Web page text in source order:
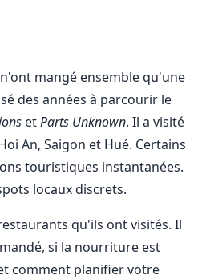
mangé ensemble qu'une
des années à parcourir le
etParts Unknown. Il a visité
An, Saigon et Hué. Certains
touristiques instantanées.
locaux discrets.
qu'ils ont visités. Il
si la nourriture est
comment planifier votre